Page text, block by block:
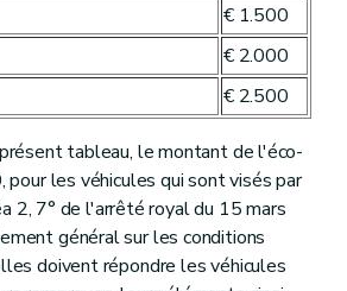
€ 1.500
€ 2.000
€ 2.500
tableau, le montant de l'éco-
pour les véhicules qui sont visés par
2, 7° de l'arrêté royal du 15 mars
général sur les conditions
doivent répondre les véhicules